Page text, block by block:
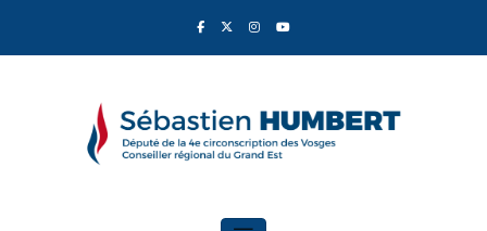
contenu
Sébastien Humbert